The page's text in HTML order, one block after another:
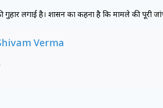
गुहार लगाई है। प्रशासन का कहना है कि मामले की पूरी
Verma